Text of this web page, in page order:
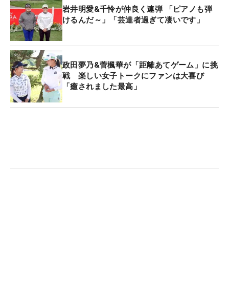
岩井明愛&千怜が仲良く連弾 「ピアノも弾
けるんだ～」「芸達者過ぎて凄いです」
政田夢乃&菅楓華が「距離あてゲーム」に挑
戦 楽しい女子トークにファンは大喜び
「癒されました最高」